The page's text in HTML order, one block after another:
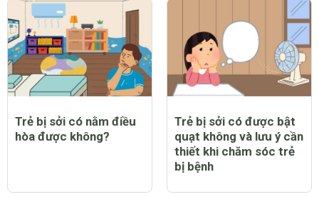
Trẻ bị sởi có nằm điều
hòa được không?
Trẻ bị sởi có được bật
quạt không và lưu ý cần
thiết khi chăm sóc trẻ
bị bệnh